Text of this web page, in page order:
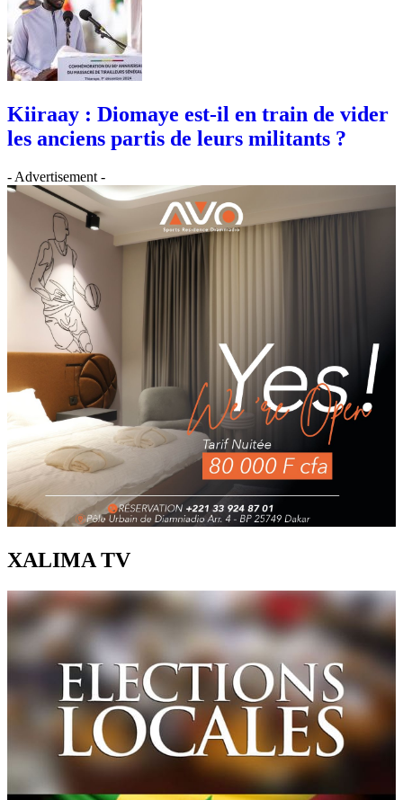
Kiiraay : Diomaye est-il en train de vider
les anciens partis de leurs militants ?
- Advertisement -
XALIMA TV